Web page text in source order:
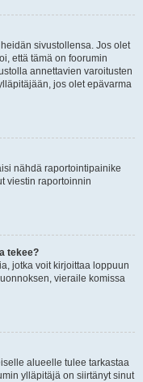
sivustollensa. Jos olet
että tämä on foorumin
annettavien varoitusten
jos olet epävarma
nähdä raportointipainike
viestin raportoinnin
tekee?
jotka voit kirjoittaa loppuun
vieraile komissa
alueelle tulee tarkastaa
ylläpitäjä on siirtänyt sinut